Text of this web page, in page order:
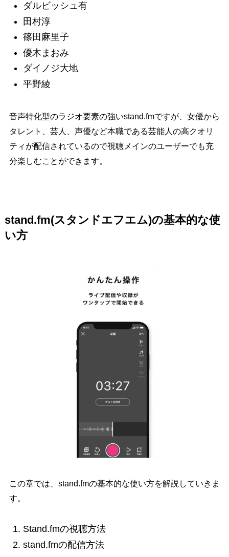
ダルビッシュ有
田村淳
篠田麻里子
優木まおみ
ダイノジ大地
平野綾
音声特化型のラジオ要素の強いstand.fmですが、女優から
タレント、芸人、声優など本職である芸能人の高クオリ
ティが配信されているので視聴メインのユーザーでも充
分楽しむことができます。
stand.fm(スタンドエフエム)の基本的な使
い方
この章では、stand.fmの基本的な使い方を解説していきま
す。
Stand.fmの視聴方法
stand.fmの配信方法